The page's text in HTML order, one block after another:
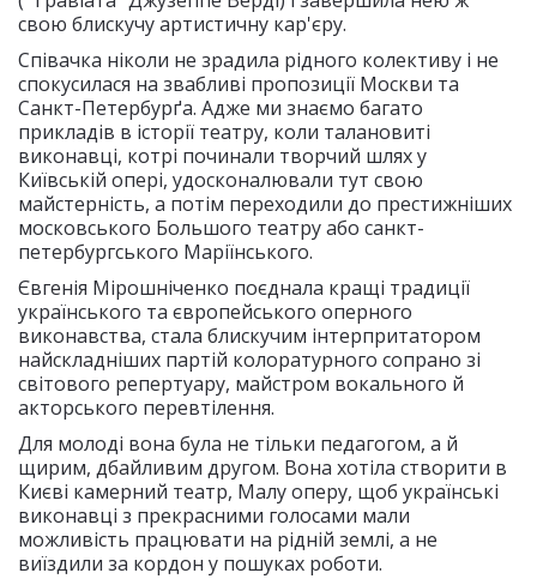
свою блискучу артистичну кар'єру.
Співачка ніколи не зрадила рідного колективу і не
спокусилася на звабливі пропозиції Москви та
Санкт-Петербурґа. Адже ми знаємо багато
прикладів в історії театру, коли талановиті
виконавці, котрі починали творчий шлях у
Київській опері, удосконалювали тут свою
майстерність, а потім переходили до престижніших
московського Большого театру або санкт-
петербургського Маріїнського.
Євгенія Мірошніченко поєднала кращі традиції
українського та європейського оперного
виконавства, стала блискучим інтерпритатором
найскладніших партій колоратурного сопрано зі
світового репертуару, майстром вокального й
акторського перевтілення.
Для молоді вона була не тільки педагогом, а й
щирим, дбайливим другом. Вона хотіла створити в
Києві камерний театр, Малу оперу, щоб українські
виконавці з прекрасними голосами мали
можливість працювати на рідній землі, а не
виїздили за кордон у пошуках роботи.